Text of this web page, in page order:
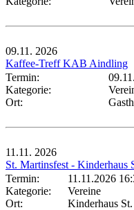
09.11. 2026
Kaffee-Treff KAB Aindling
Termin:
Kategorie:
Ort:
11.11. 2026
St. Martinsfest - Kinderhaus
Termin:
11.11.2026
Kategorie:
Vereine
Ort:
Kinderhaus